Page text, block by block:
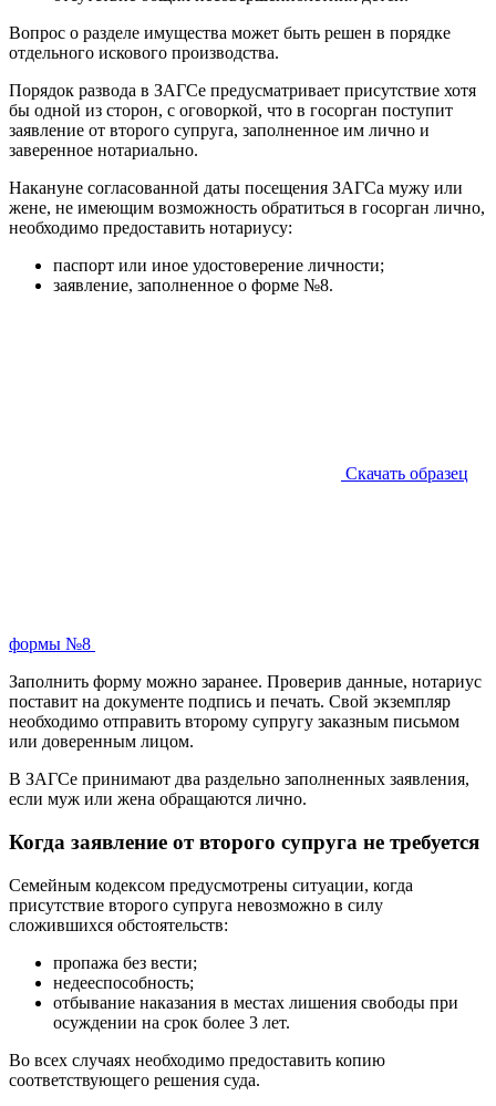
Вопрос о разделе имущества может быть решен в порядке
отдельного искового производства.
Порядок развода в ЗАГСе предусматривает присутствие хотя
бы одной из сторон, с оговоркой, что в госорган поступит
заявление от второго супруга, заполненное им лично и
заверенное нотариально.
Накануне согласованной даты посещения ЗАГСа мужу или
жене, не имеющим возможность обратиться в госорган лично,
необходимо предоставить нотариусу:
паспорт или иное удостоверение личности;
заявление, заполненное о форме №8.
Скачать образец
формы №8
Заполнить форму можно заранее. Проверив данные, нотариус
поставит на документе подпись и печать. Свой экземпляр
необходимо отправить второму супругу заказным письмом
или доверенным лицом.
В ЗАГСе принимают два раздельно заполненных заявления,
если муж или жена обращаются лично.
Когда заявление от второго супруга не требуется
Семейным кодексом предусмотрены ситуации, когда
присутствие второго супруга невозможно в силу
сложившихся обстоятельств:
пропажа без вести;
недееспособность;
отбывание наказания в местах лишения свободы при
осуждении на срок более 3 лет.
Во всех случаях необходимо предоставить копию
соответствующего решения суда.